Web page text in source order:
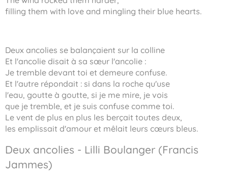
filling them with love and mingling their blue hearts.
Deux ancolies se balançaient sur la colline
Et l'ancolie disait à sa sœur l'ancolie :
Je tremble devant toi et demeure confuse.
Et l'autre répondait : si dans la roche qu'use
l'eau, goutte à goutte, si je me mire, je vois
que je tremble, et je suis confuse comme toi.
Le vent de plus en plus les berçait toutes deux,
les emplissait d'amour et mêlait leurs cœurs bleus.
Deux ancolies - Lilli Boulanger (Francis
Jammes)